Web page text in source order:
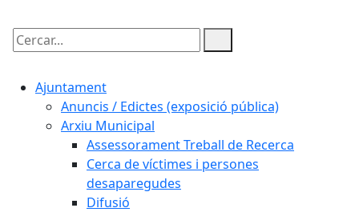
Cercar:
Ajuntament
Anuncis / Edictes (exposició pública)
Arxiu Municipal
Assessorament Treball de Recerca
Cerca de víctimes i persones
desaparegudes
Difusió